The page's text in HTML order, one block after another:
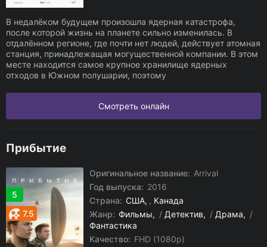
В недалёком будущем произошла ядерная катастрофа,
после которой жизнь на планете сильно изменилась. В
отдалённом регионе, где почти нет людей, действует атомная
станция, принадлежащая могущественной компании. В этом
месте находится самое крупное хранилище ядерных
отходов в Южном полушарии, поэтому
Смотреть онлайн
Прибытие
5
7.5
Оригинальное название: Arrival
Год выпуска: 2016
Страна: США , Канада
Жанр: Фильмы / Детектив / Драма
/
Фантастика
Качество: FHD (1080p)